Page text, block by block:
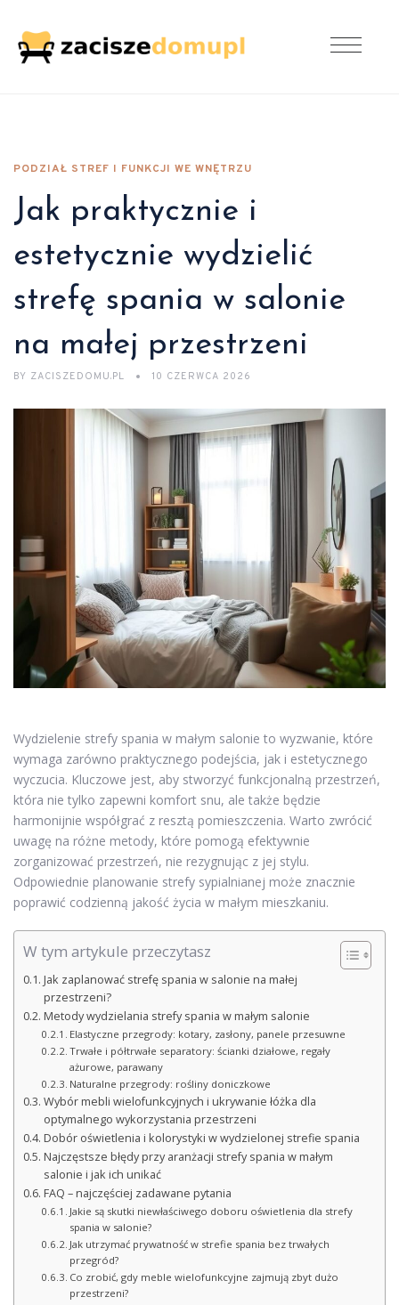
PODZIAŁ STREF I FUNKCJI WE WNĘTRZU
Jak praktycznie i
estetycznie wydzielić
strefę spania w salonie
na małej przestrzeni
BY ZACISZEDOMU.PL 10 CZERWCA 2026
Wydzielenie strefy spania w małym salonie to wyzwanie, które
wymaga zarówno praktycznego podejścia, jak i estetycznego
wyczucia. Kluczowe jest, aby stworzyć funkcjonalną przestrzeń,
która nie tylko zapewni komfort snu, ale także będzie
harmonijnie współgrać z resztą pomieszczenia. Warto zwrócić
uwagę na różne metody, które pomogą efektywnie
zorganizować przestrzeń, nie rezygnując z jej stylu.
Odpowiednie planowanie strefy sypialnianej może znacznie
poprawić codzienną jakość życia w małym mieszkaniu.
W tym artykule przeczytasz
Jak zaplanować strefę spania w salonie na małej
przestrzeni?
Metody wydzielania strefy spania w małym salonie
Elastyczne przegrody: kotary, zasłony, panele przesuwne
Trwałe i półtrwałe separatory: ścianki działowe, regały
ażurowe, parawany
Naturalne przegrody: rośliny doniczkowe
Wybór mebli wielofunkcyjnych i ukrywanie łóżka dla
optymalnego wykorzystania przestrzeni
Dobór oświetlenia i kolorystyki w wydzielonej strefie spania
Najczęstsze błędy przy aranżacji strefy spania w małym
salonie i jak ich unikać
FAQ – najczęściej zadawane pytania
Jakie są skutki niewłaściwego doboru oświetlenia dla strefy
spania w salonie?
Jak utrzymać prywatność w strefie spania bez trwałych
przegród?
Co zrobić, gdy meble wielofunkcyjne zajmują zbyt dużo
przestrzeni?